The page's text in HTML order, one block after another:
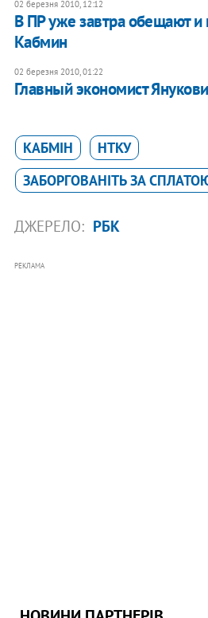
02 березня 2010, 12:12
В ПР уже завтра обещают и
Кабмин
02 березня 2010, 01:22
Главный экономист
КАБМІН
НТКУ
ЗАБОРГОВАНІТЬ ЗА
ДЖЕРЕЛО: РБК
РЕКЛАМА